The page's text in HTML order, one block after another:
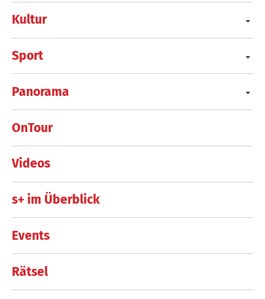
Kultur
Sport
Panorama
OnTour
Videos
s+ im Überblick
Events
Rätsel